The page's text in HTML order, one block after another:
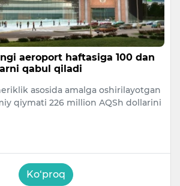
aeroport haftasiga 100 dan
qabul qiladi
asosida amalga oshirilayotgan
qiymati 226 million AQSh dollarini
Ko‘proq